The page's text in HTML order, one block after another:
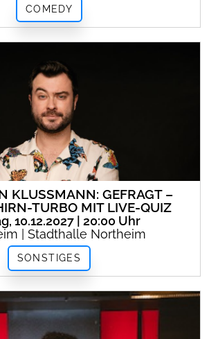
COMEDY
KLUSSMANN: GEFRAGT –
TURBO MIT LIVE-QUIZ
10.12.2027 | 20:00 Uhr
| Stadthalle Northeim
SONSTIGES